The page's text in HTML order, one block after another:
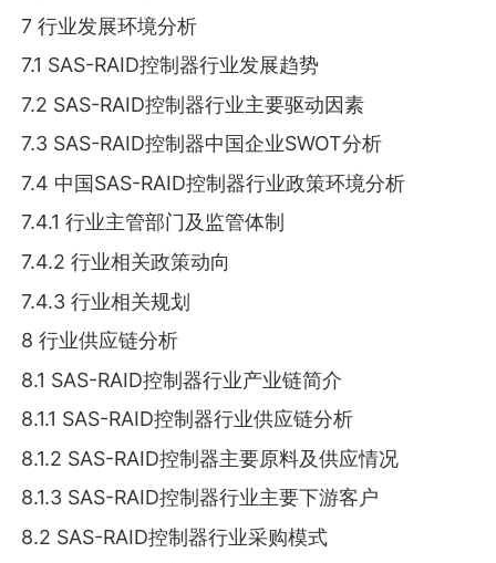
7 行业发展环境分析
7.1 SAS-RAID控制器行业发展趋势
7.2 SAS-RAID控制器行业主要驱动因素
7.3 SAS-RAID控制器中国企业SWOT分析
7.4 中国SAS-RAID控制器行业政策环境分析
7.4.1 行业主管部门及监管体制
7.4.2 行业相关政策动向
7.4.3 行业相关规划
8 行业供应链分析
8.1 SAS-RAID控制器行业产业链简介
8.1.1 SAS-RAID控制器行业供应链分析
8.1.2 SAS-RAID控制器主要原料及供应情况
8.1.3 SAS-RAID控制器行业主要下游客户
8.2 SAS-RAID控制器行业采购模式